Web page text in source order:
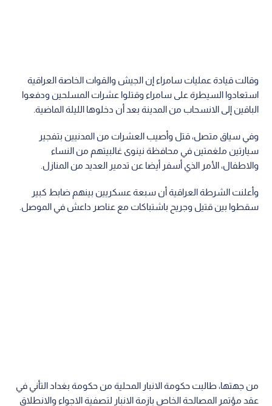
وقالت قيادة عمليات سامراء إن الجيش والقوات الخاصة العراقية
استعادوا السيطرة على سامراء وقتلوا عشرات المسلحين ودفعوا
الباقين إلى الانسحاب من المدينة بعد أن دخلوها الليلة الماضية.
وفي سياق متصل، قتل وأصيب العشرات من المدنيين بتفجير
سيارتين ملغمتين في محافظة نينوى غالبيتهم من النساء
والاطفال، الأمر الذي أسفر أيضا عن تدمير العديد من المنازل.
وأعلنت الشرطة العراقية أن سبعة عسكريين بينهم ضابط كبير
سقطوا بين قتيل وجريح باشتباكات مع عناصر داعش في الموصل.
من جهتها، طالبت حكومة الانبار المحلية من حكومة بغداد التأني في
عقد مؤتمر المصالحة الخاص بازمة الانبار لتصفية الاجواء والانطلاق